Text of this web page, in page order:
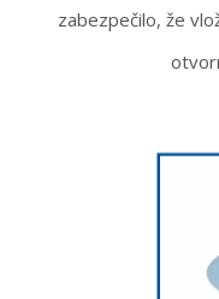
zabezpečilo, že